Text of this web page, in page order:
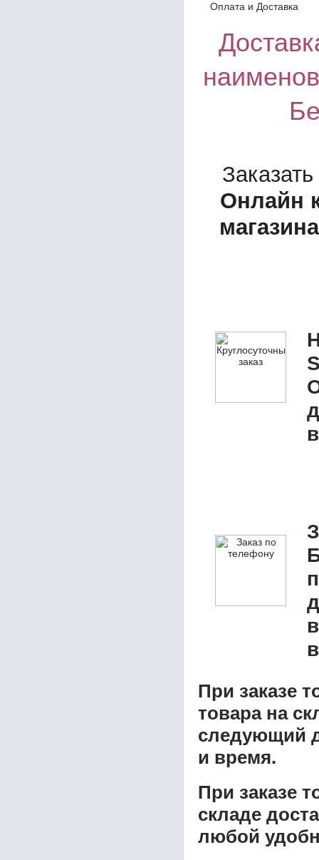
Оплата и Доставка
Онлайн
магазина
При заказе
товара на
следующий
и время.
При заказе
складе
любой